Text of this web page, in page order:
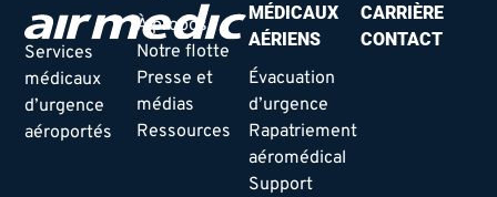
Services
médicaux
d’urgence
aéroportés
À propos
Notre flotte
Presse et
médias
Ressources
MÉDICAUX
AÉRIENS
Évacuation
d’urgence
Rapatriement
aéromédical
Support
CARRIÈRE
CONTACT